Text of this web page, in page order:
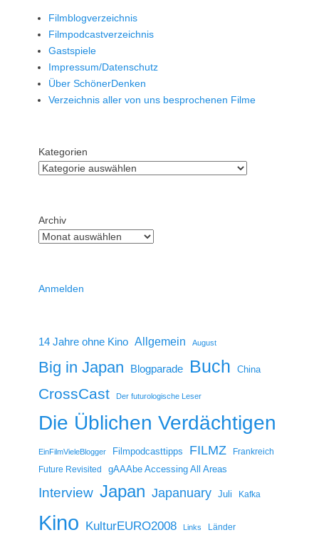
Filmblogverzeichnis
Filmpodcastverzeichnis
Gastspiele
Impressum/Datenschutz
Über SchönerDenken
Verzeichnis aller von uns besprochenen Filme
Kategorien
Archiv
Anmelden
14 Jahre ohne Kino Allgemein August
Big in Japan Blogparade Buch China
CrossCast Der futurologische Leser
Die Üblichen Verdächtigen
EinFilmVieleBlogger Filmpodcasttipps FILMZ
Frankreich
Future Revisited
gAAAbe Accessing All Areas
Interview Japan Japanuary Juli Kafka
Kino KulturEURO2008 Links Länder